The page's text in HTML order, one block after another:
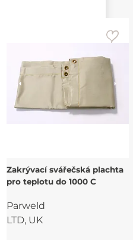
Zakrývací svářečská plachta
pro teplotu do 1000 C
Parweld
LTD, UK